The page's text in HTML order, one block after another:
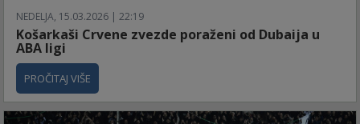
NEDELJA, 15.03.2026 | 22:19
Košarkaši Crvene zvezde poraženi od Dubaija u
ABA ligi
PROČITAJ VIŠE